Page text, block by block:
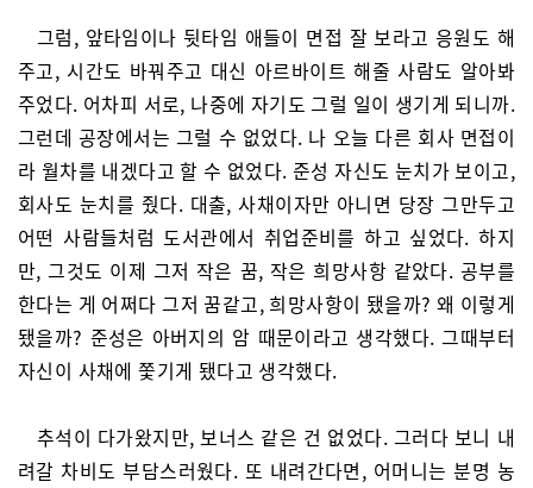
그럼, 앞타임이나 뒷타임 애들이 면접 잘 보라고 응원도 해
주고, 시간도 바꿔주고 대신 아르바이트 해줄 사람도 알아봐
주었다. 어차피 서로, 나중에 자기도 그럴 일이 생기게 되니까.
그런데 공장에서는 그럴 수 없었다. 나 오늘 다른 회사 면접이
라 월차를 내겠다고 할 수 없었다. 준성 자신도 눈치가 보이고,
회사도 눈치를 줬다. 대출, 사채이자만 아니면 당장 그만두고
어떤 사람들처럼 도서관에서 취업준비를 하고 싶었다. 하지
만, 그것도 이제 그저 작은 꿈, 작은 희망사항 같았다. 공부를
한다는 게 어쩌다 그저 꿈같고, 희망사항이 됐을까? 왜 이렇게
됐을까? 준성은 아버지의 암 때문이라고 생각했다. 그때부터
자신이 사채에 쫓기게 됐다고 생각했다.
추석이 다가왔지만, 보너스 같은 건 없었다. 그러다 보니 내
려갈 차비도 부담스러웠다. 또 내려간다면, 어머니는 분명 농